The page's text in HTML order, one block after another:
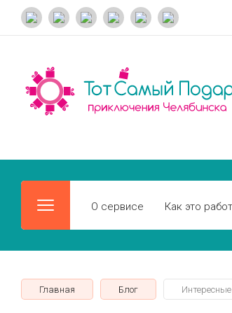
О сервисе Как это
Главная Блог